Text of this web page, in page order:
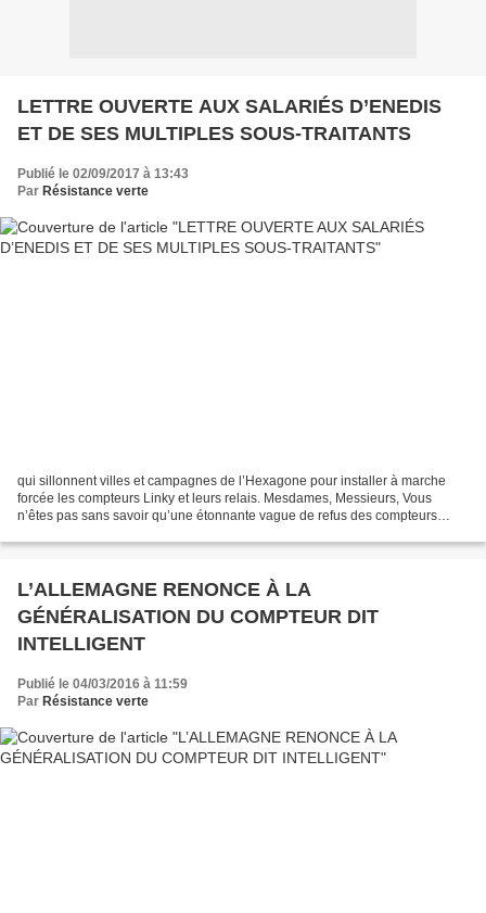
LETTRE OUVERTE AUX SALARIÉS D’ENEDIS
ET DE SES MULTIPLES SOUS-TRAITANTS
Publié le 02/09/2017 à 13:43
Par Résistance verte
qui sillonnent villes et campagnes de l’Hexagone pour installer à marche
forcée les compteurs Linky et leurs relais. Mesdames, Messieurs, Vous
n’êtes pas sans savoir qu’une étonnante vague de refus des compteurs
L’ALLEMAGNE RENONCE À LA
GÉNÉRALISATION DU COMPTEUR DIT
INTELLIGENT
Publié le 04/03/2016 à 11:59
Par Résistance verte